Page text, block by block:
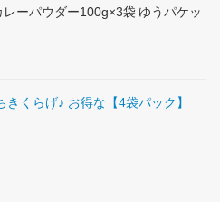
ーパウダー100g×3袋 ゆうパケッ